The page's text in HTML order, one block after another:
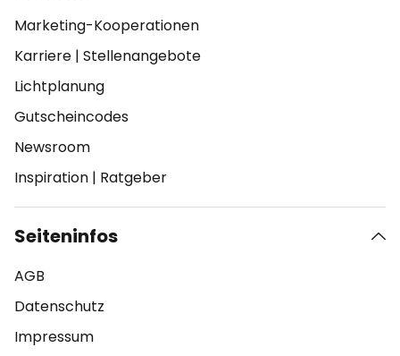
Marketing-Kooperationen
Karriere | Stellenangebote
Lichtplanung
Gutscheincodes
Newsroom
Inspiration | Ratgeber
Seiteninfos
AGB
Datenschutz
Impressum